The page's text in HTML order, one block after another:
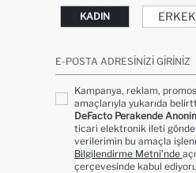
KADIN ERKEK
E-POSTA ADRESINIZI GIRINIZ
Kampanya, reklam,
amaçlarıyla yukarıda
DeFacto Perakende
ticari elektronik ileti
verilerimin bu amaçla
Bilgilendirme Metni’nde
çerçevesinde kabul